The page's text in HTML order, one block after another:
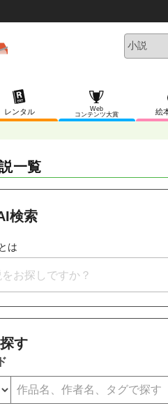
レンタル
Web
コンテンツ大賞
絵
一覧
検索
は
す